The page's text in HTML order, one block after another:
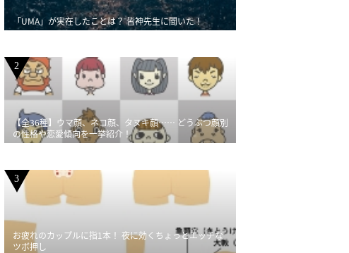
「UMA」が実在したことは？ 皆神先生に聞いた！
2
【全36種】ウマ顔、ネコ顔、タヌキ顔…… どうぶつ顔別
の性格や恋愛傾向を一挙紹介！
3
お疲れのカップルに指1本！ 夜に効くちょっとエッチな
ツボ押し